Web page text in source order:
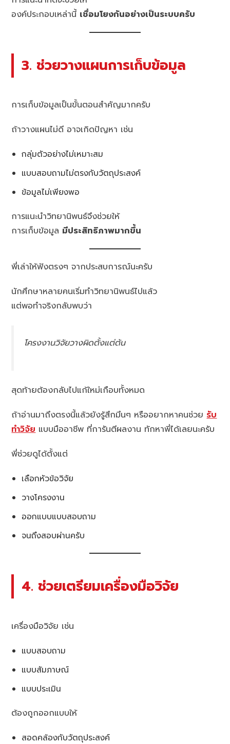
องค์ประกอบเหล่านี้ เชื่อมโยงกันอย่างเป็นระบบครับ
3. ช่วยวางแผนการเก็บข้อมูล
การเก็บข้อมูลเป็นขั้นตอนสำคัญมากครับ
ถ้าวางแผนไม่ดี อาจเกิดปัญหา เช่น
กลุ่มตัวอย่างไม่เหมาะสม
แบบสอบถามไม่ตรงกับวัตถุประสงค์
ข้อมูลไม่เพียงพอ
การแนะนำวิทยานิพนธ์จึงช่วยให้
การเก็บข้อมูล มีประสิทธิภาพมากขึ้น
พี่เล่าให้ฟังตรงๆ จากประสบการณ์นะครับ
นักศึกษาหลายคนเริ่มทำวิทยานิพนธ์ไปแล้ว
แต่พอทำจริงกลับพบว่า
โครงงานวิจัยวางผิดตั้งแต่ต้น
สุดท้ายต้องกลับไปแก้ใหม่เกือบทั้งหมด
ถ้าอ่านมาถึงตรงนี้แล้วยังรู้สึกมึนๆ หรืออยากหาคนช่วยรับ
ทำวิจัยแบบมืออาชีพ ที่การันตีผลงาน ทักหาพี่ได้เลยนะครับ
พี่ช่วยดูได้ตั้งแต่
เลือกหัวข้อวิจัย
วางโครงงาน
ออกแบบแบบสอบถาม
จนถึงสอบผ่านครับ
4. ช่วยเตรียมเครื่องมือวิจัย
เครื่องมือวิจัย เช่น
แบบสอบถาม
แบบสัมภาษณ์
แบบประเมิน
ต้องถูกออกแบบให้
สอดคล้องกับวัตถุประสงค์